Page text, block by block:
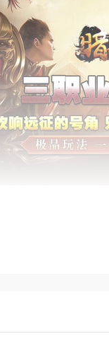
励：丰富常驻特色